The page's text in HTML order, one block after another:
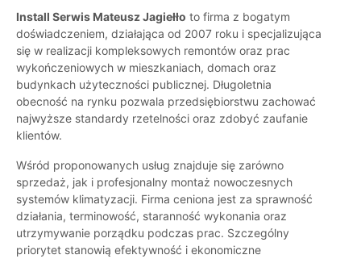
Install Serwis Mateusz Jagiełło to firma z bogatym
doświadczeniem, działająca od 2007 roku i specjalizująca
się w realizacji kompleksowych remontów oraz prac
wykończeniowych w mieszkaniach, domach oraz
budynkach użyteczności publicznej. Długoletnia
obecność na rynku pozwala przedsiębiorstwu zachować
najwyższe standardy rzetelności oraz zdobyć zaufanie
klientów.
Wśród proponowanych usług znajduje się zarówno
sprzedaż, jak i profesjonalny montaż nowoczesnych
systemów klimatyzacji. Firma ceniona jest za sprawność
działania, terminowość, staranność wykonania oraz
utrzymywanie porządku podczas prac. Szczególny
priorytet stanowią efektywność i ekonomiczne